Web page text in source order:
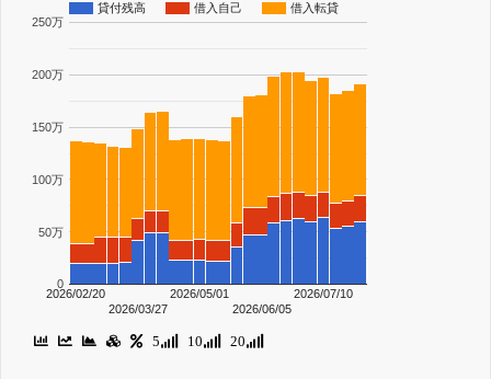
貸付残高 借入自己 借入転貸
2026/02/20
2026/03/27
2026/05/01
2026/06/05
2026/07/10
0
50万
100万
150万
200万
250万
5 10 20